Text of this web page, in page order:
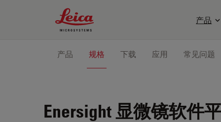
Leica Microsystems Logo
产品
产品 规格 下载 应用 常见问题
Enersight 显微镜软件